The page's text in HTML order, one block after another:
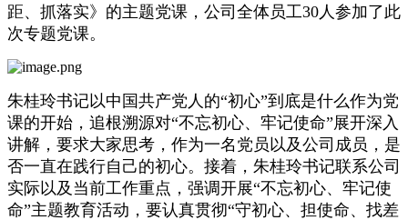
距、抓落实》的主题党课，公司全体员工30人参加了此
次专题党课。
朱桂玲书记以中国共产党人的“初心”到底是什么作为党
课的开始，追根溯源对“不忘初心、牢记使命”展开深入
讲解，要求大家思考，作为一名党员以及公司成员，是
否一直在践行自己的初心。接着，朱桂玲书记联系公司
实际以及当前工作重点，强调开展“不忘初心、牢记使
命”主题教育活动，要认真贯彻“守初心、担使命、找差